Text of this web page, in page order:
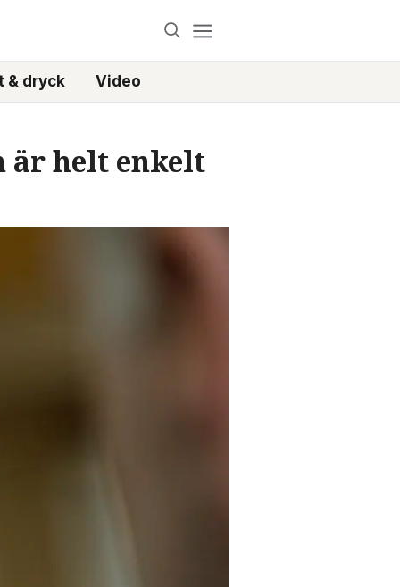
& dryck Video
är helt enkelt